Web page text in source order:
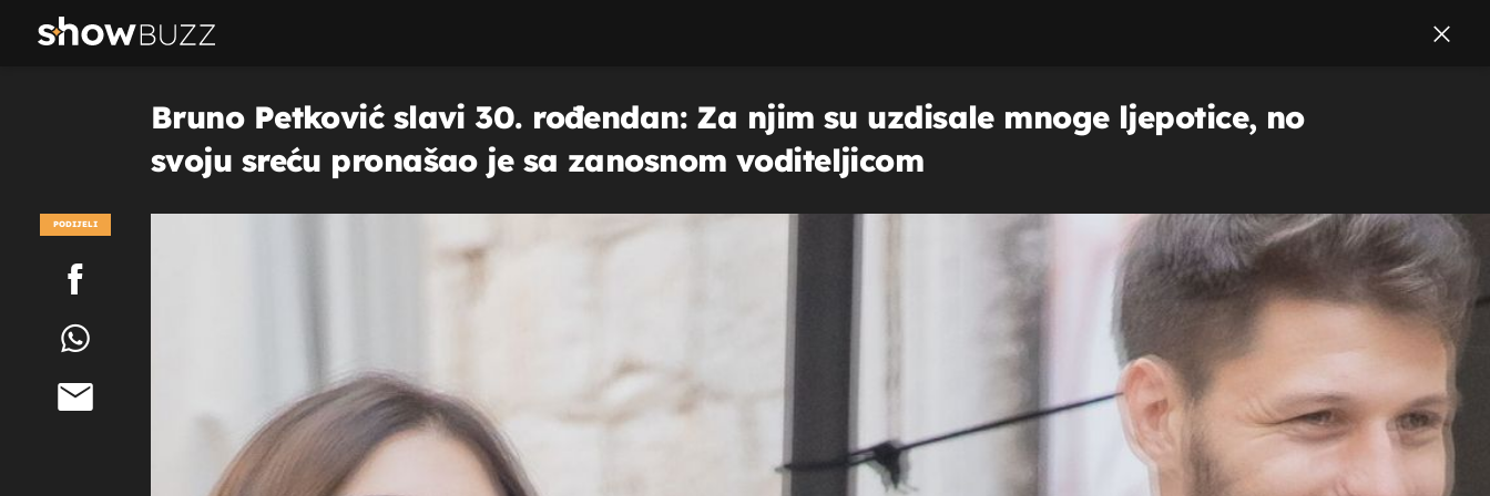
Bruno Petković slavi 30. rođendan: Za njim su uzdisale mnoge ljepotice, no
svoju sreću pronašao je sa zanosnom voditeljicom
PODIJELI